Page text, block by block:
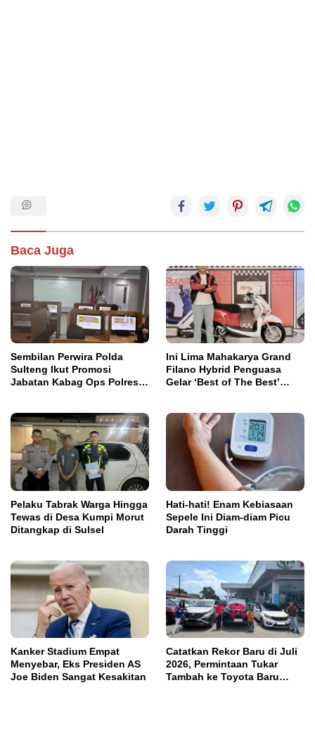
Baca Juga
Sembilan Perwira Polda
Sulteng Ikut Promosi
Jabatan Kabag Ops Polres
Ini Lima Mahakarya Grand
Filano Hybrid Penguasa
Gelar ‘Best of The Best’
Pelaku Tabrak Warga Hingga
Tewas di Desa Kumpi Morut
Ditangkap di Sulsel
Hati-hati! Enam Kebiasaan
Sepele Ini Diam-diam Picu
Darah Tinggi
Kanker Stadium Empat
Menyebar, Eks Presiden AS
Joe Biden Sangat Kesakitan
Catatkan Rekor Baru di Juli
2026, Permintaan Tukar
Tambah ke Toyota Baru